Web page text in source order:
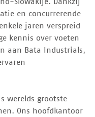
en concurrerende
jaren verspreid
kennis over voeten
aan Bata Industrials,
werelds grootste
Ons hoofdkantoor